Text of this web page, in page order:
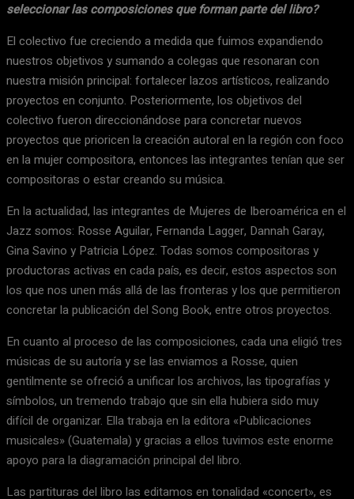
seleccionar las composiciones que forman parte del libro?
El colectivo fue creciendo a medida que fuimos expandiendo
nuestros objetivos y sumando a colegas que resonaran con
nuestra misión principal: fortalecer lazos artísticos, realizando
proyectos en conjunto. Posteriormente, los objetivos del
colectivo fueron direccionándose para concretar nuevos
proyectos que prioricen la creación autoral en la región con foco
en la mujer compositora, entonces las integrantes tenían que ser
compositoras o estar creando su música.
En la actualidad, las integrantes de Mujeres de Iberoamérica en el
Jazz somos: Rosse Aguilar, Fernanda Lagger, Dannah Garay,
Gina Savino y Patricia López. Todas somos compositoras y
productoras activas en cada país, es decir, estos aspectos son
los que nos unen más allá de las fronteras y los que permitieron
concretar la publicación del Song Book, entre otros proyectos.
En cuanto al proceso de las composiciones, cada una eligió tres
músicas de su autoría y se las enviamos a Rosse, quien
gentilmente se ofreció a unificar los archivos, las tipografías y
símbolos, un tremendo trabajo que sin ella hubiera sido muy
difícil de organizar. Ella trabaja en la editora «Publicaciones
musicales» (Guatemala) y gracias a ellos tuvimos este enorme
apoyo para la diagramación principal del libro.
Las partituras del libro las editamos en tonalidad «concert», es